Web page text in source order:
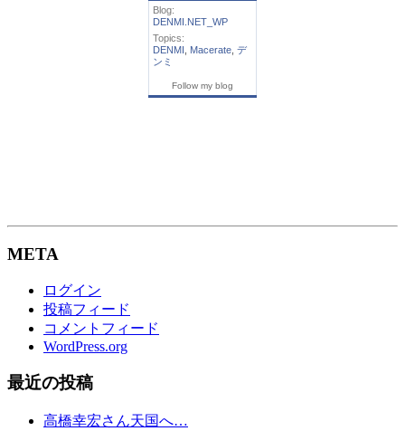
Blog:
DENMI.NET_WP
Topics:
DENMI
Macerate デ
ンミ
Follow my blog
META
ログイン
投稿フィード
コメントフィード
WordPress.org
最近の投稿
高橋幸宏さん天国へ…